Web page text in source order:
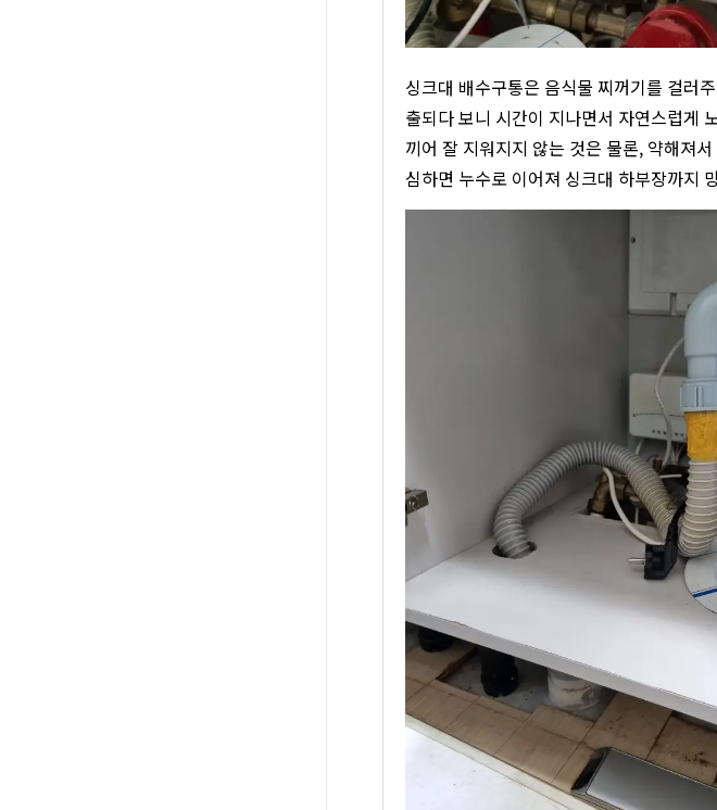
싱크대 배수구통은 음식물 찌꺼기를 걸러
출되다 보니 시간이 지나면서 자연스럽게
끼어 잘 지워지지 않는 것은 물론, 약해져
심하면 누수로 이어져 싱크대 하부장까지